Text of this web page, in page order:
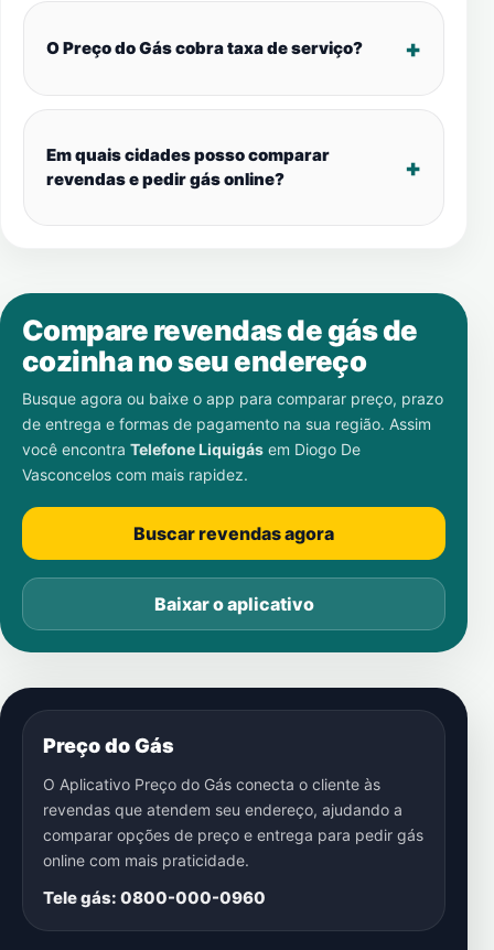
O Preço do Gás cobra taxa de serviço?
Em quais cidades posso comparar
revendas e pedir gás online?
Compare revendas de gás de
cozinha no seu endereço
Busque agora ou baixe o app para comparar preço, prazo
de entrega e formas de pagamento na sua região. Assim
você encontra Telefone Liquigás em Diogo De
Vasconcelos com mais rapidez.
Buscar revendas agora
Baixar o aplicativo
Preço do Gás
O Aplicativo Preço do Gás conecta o cliente às
revendas que atendem seu endereço, ajudando a
comparar opções de preço e entrega para pedir gás
online com mais praticidade.
Tele gás: 0800-000-0960